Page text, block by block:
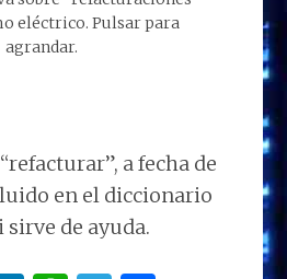
eléctrico. Pulsar para
agrandar.
a fecha de
en el diccionario
sirve de ayuda.